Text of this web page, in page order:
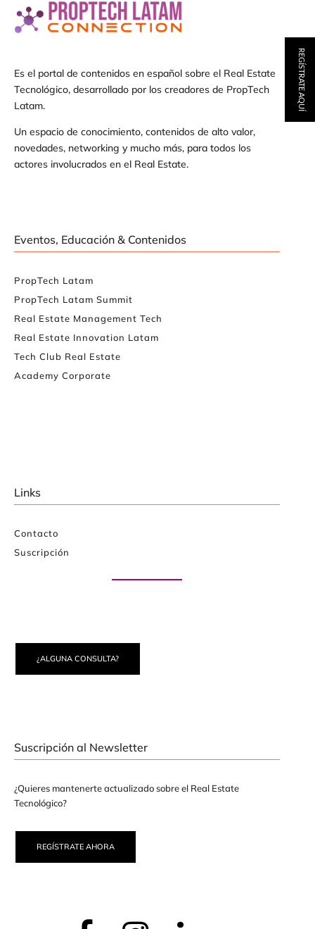
Es el portal de contenidos en español sobre el Real Estate
Tecnológico, desarrollado por los creadores de PropTech
Latam.
Un espacio de conocimiento, contenidos de alto valor,
novedades, networking y mucho más, para todos los
actores involucrados en el Real Estate.
Eventos, Educación & Contenidos
PropTech Latam
PropTech Latam Summit
Real Estate Management Tech
Real Estate Innovation Latam
Tech Club Real Estate
Academy Corporate
Links
Contacto
Suscripción
¿ALGUNA CONSULTA?
Suscripción al Newsletter
¿Quieres mantenerte actualizado sobre el Real Estate
Tecnológico?
REGÍSTRATE AHORA
REGÍSTRATE AQUÍ